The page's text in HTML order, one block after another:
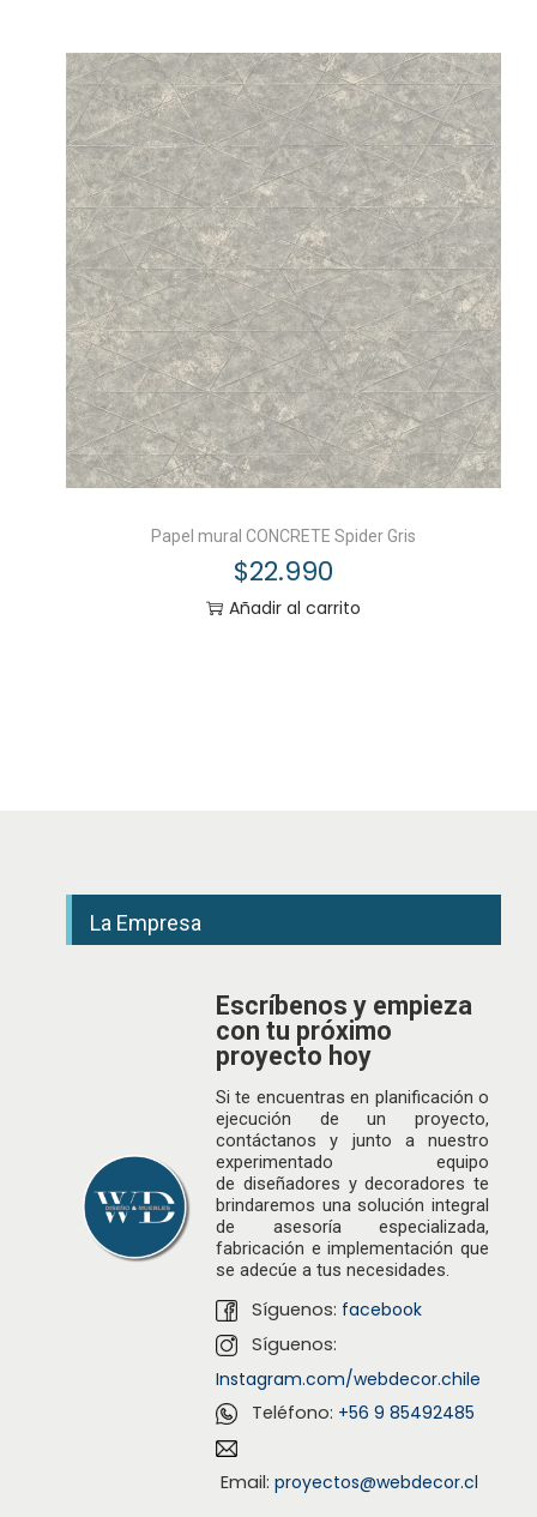
Papel mural CONCRETE Spider Gris
$22.990
Añadir al carrito
La Empresa
Escríbenos y empieza
con tu próximo
proyecto hoy
Si te encuentras en planificación o
ejecución de un proyecto,
contáctanos y junto a nuestro
experimentado equipo
de diseñadores y decoradores te
brindaremos una solución integral
de asesoría especializada,
fabricación e implementación que
se adecúe a tus necesidades.
Síguenos: facebook
Síguenos:
Instagram.com/webdecor.chile
Teléfono: +56 9 85492485
Email: proyectos@webdecor.cl